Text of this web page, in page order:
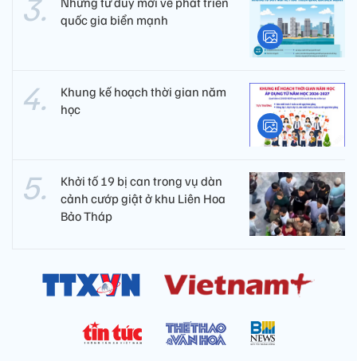
quốc gia biển mạnh
Khung kế hoạch thời gian năm
học
Khởi tố 19 bị can trong vụ dàn
cảnh cướp giật ở khu Liên Hoa
Bảo Tháp